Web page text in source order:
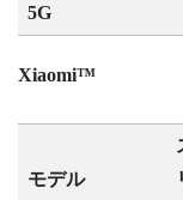
5G
Xiaomi™
モデル